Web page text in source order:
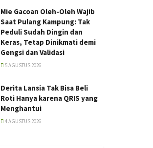
Mie Gacoan Oleh-Oleh Wajib
Saat Pulang Kampung: Tak
Peduli Sudah Dingin dan
Keras, Tetap Dinikmati demi
Gengsi dan Validasi
5 AGUSTUS 2026
Derita Lansia Tak Bisa Beli
Roti Hanya karena QRIS yang
Menghantui
4 AGUSTUS 2026